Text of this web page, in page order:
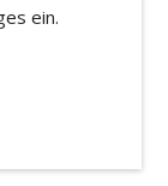
ein.